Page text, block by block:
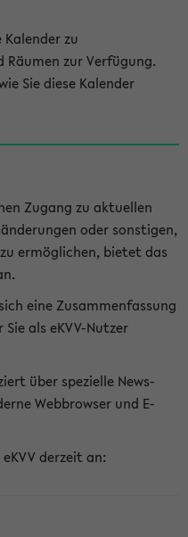
zu
zur Verfügung.
Sie diese Kalender
Zugang zu aktuellen
oder sonstigen,
ermöglichen, bietet das
eine Zusammenfassung
als eKVV-Nutzer
über spezielle News-
Webbrowser und E-
derzeit an: